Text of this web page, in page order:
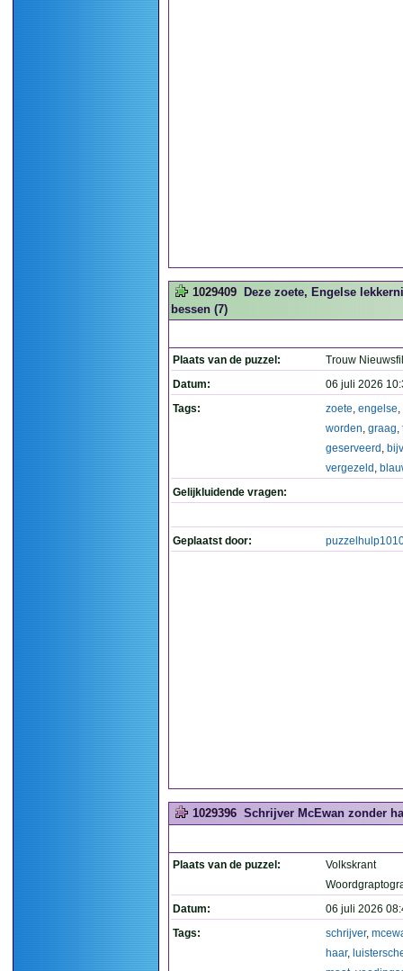
1029409
Deze zoete, Engelse
bessen (7)
Plaats van de puzzel:
Trouw
Datum:
06 juli 2026
Tags:
zoete, engelse,
worden, graag,
geserveerd ,
vergezeld ,
Gelijkluidende vragen:
Geplaatst door:
1029396 Schrijver McEwan zonder
Plaats van de puzzel:
Volkskrant
Datum:
06 juli 2026
Tags:
schrijver,
haar,